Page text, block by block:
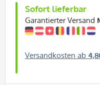
Sofort lieferbar
Garantierter Versand
Versandkosten ab